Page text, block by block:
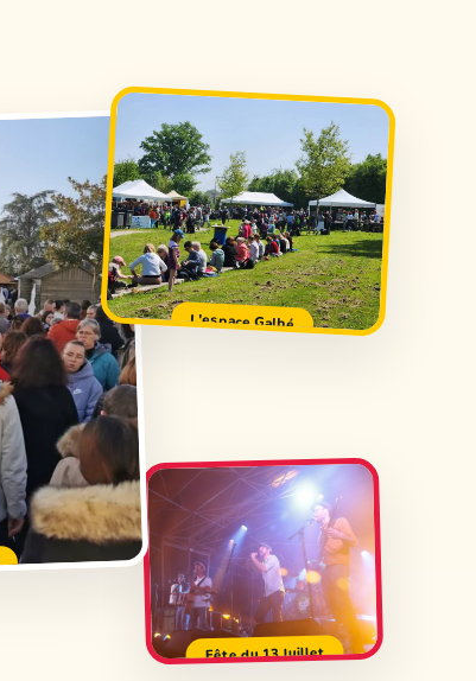
L'espace Galbé
Fête du 13 Juillet